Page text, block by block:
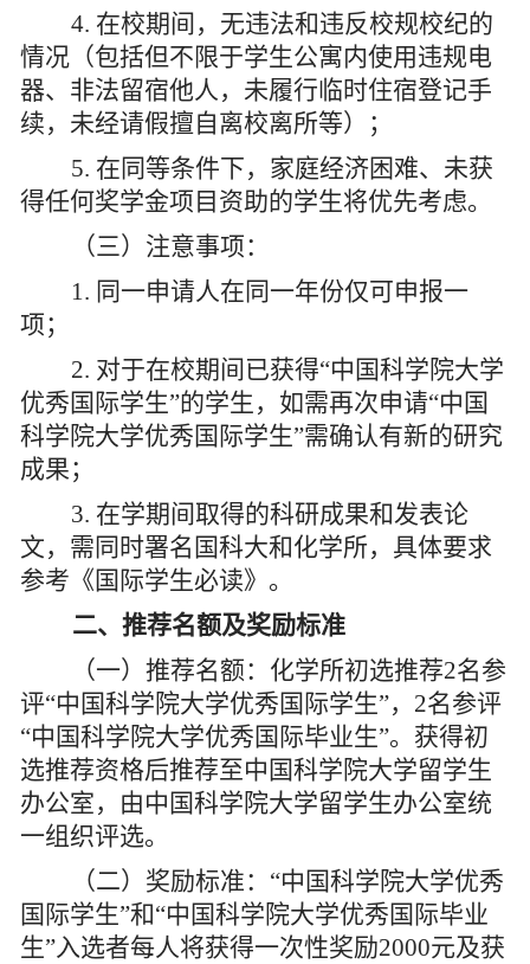
4. 在校期间，无违法和违反校规校纪的
情况（包括但不限于学生公寓内使用违规电
器、非法留宿他人，未履行临时住宿登记手
续，未经请假擅自离校离所等）；
5. 在同等条件下，家庭经济困难、未获
得任何奖学金项目资助的学生将优先考虑。
（三） 注意事项：
1. 同一申请人在同一年份仅可申报一
项；
2. 对于在校期间已获得“中国科学院大学
优秀国际学生”的学生，如需再次申请“中国
科学院大学优秀国际学生”需确认有新的研究
成果；
3. 在学期间取得的科研成果和发表论
文，需同时署名国科大和化学所，具体要求
参考《国际学生必读》。
二、 推荐名额及奖励标准
（一）推荐名额：化学所初选推荐2名参
评“中国科学院大学优秀国际学生”， 2名参评
“中国科学院大学优秀国际毕业生”。获得初
选推荐资格后推荐至中国科学院大学留学生
办公室，由中国科学院大学留学生办公室统
一组织评选。
（二） 奖励标准： “中国科学院大学优秀
国际学生”和“中国科学院大学优秀国际毕业
生”入选者每人将获得一次性奖励2000元及获